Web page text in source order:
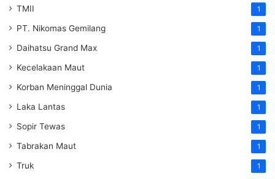
TMII 1
PT. Nikomas Gemilang 1
Daihatsu Grand Max 1
Kecelakaan Maut 1
Korban Meninggal Dunia 1
Laka Lantas 1
Sopir Tewas 1
Tabrakan Maut 1
Truk 1